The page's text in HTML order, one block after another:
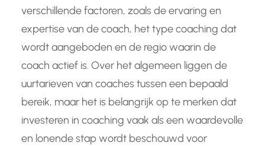
verschillende factoren, zoals de ervaring en
expertise van de coach, het type coaching dat
wordt aangeboden en de regio waarin de
coach actief is. Over het algemeen liggen de
uurtarieven van coaches tussen een bepaald
bereik, maar het is belangrijk op te merken dat
investeren in coaching vaak als een waardevolle
en lonende stap wordt beschouwd voor